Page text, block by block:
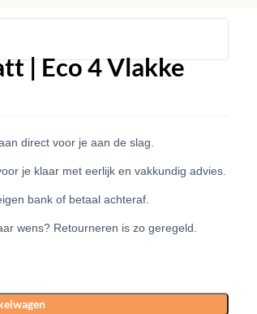
| Eco 4 Vlakke
direct voor je aan de slag.
je klaar met eerlijk en vakkundig advies.
bank of betaal achteraf.
wens? Retourneren is zo geregeld.